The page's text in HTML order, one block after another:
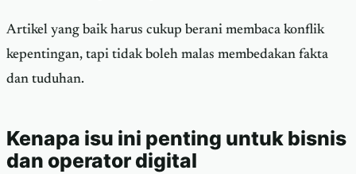
Artikel yang baik harus cukup berani membaca konflik
kepentingan, tapi tidak boleh malas membedakan fakta
dan tuduhan.
Kenapa isu ini penting untuk bisnis
dan operator digital